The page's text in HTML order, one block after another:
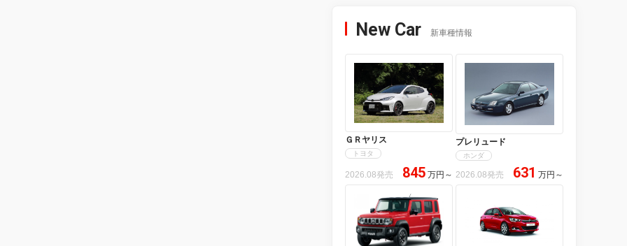
New Car 新車種情報
ＧＲヤリス
トヨタ
2026.08発売 845 万円 ～
プレリュード
ホンダ
2026.08発売 631 万円 ～